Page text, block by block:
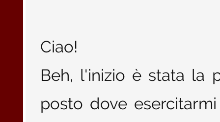
Ciao!
Beh, l'inizio è stata la
posto dove